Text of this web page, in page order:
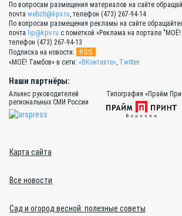
По вопросам размещения материалов на сайте
почта webzb@kpv.ru, телефон (473) 267-94-14
По вопросам размещения рекламы на сайте
почта lip@kpv.ru с пометкой «Реклама на портале
телефон (473) 267-94-13
Подписка на новости:
RSS
«МОЁ! Тамбов» в сети: «ВКонтакте», Twitter
Наши партнёры:
Альянс руководителей
региональных СМИ России
Типография «Прайм
Карта сайта
Все новости
Сад и огород весной: полезные советы